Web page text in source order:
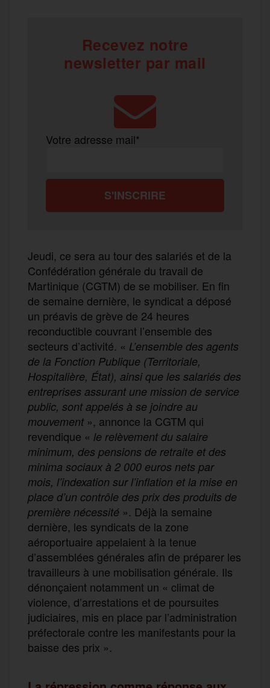
Recevez notre
newsletter par mail
Votre adresse mail*
Jeudi, ce sera au tour des salariés et de la
Confédération générale du travail de
Martinique (CGTM) de se mobiliser. En fin
de semaine dernière, le syndicat a déposé
un préavis de grève de 24 heures
reconductible couvrant l’ensemble des
secteurs d’activité. « L’ensemble des agents
de la Fonction Publique (Territoriale,
Hospitalière, État), ainsi que les salariés des
entreprises assurant une mission de service
public, sont appelés à se joindre au
mouvement», annonce la CGTM qui
revendique « le relèvement du salaire
minimum, des pensions de retraite et des
minima sociaux à 2 000 euros nets par
mois, l’indexation sur l’inflation et la mise en
place d’un contrôle des prix des produits de
première nécessité ». Déjà la semaine
dernière, les syndicats de la zone
aéroportuaire appelaient à la tenue
d’assemblées générales afin de préparer les
travailleurs à une mobilisation générale. Ils
dénonçaient notamment un « climat de
violence, d’arrestations et de poursuites
judiciaires, mis en place par l’administration
préfectorale contre les manifestants pour la
baisse des prix ».